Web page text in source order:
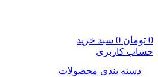
0 تومان 0 سبد خرید
حساب کاربری
دسته بندی محصولات